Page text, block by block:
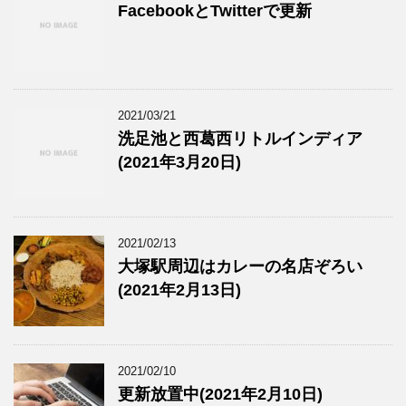
FacebookとTwitterで更新
2021/03/21
洗足池と西葛西リトルインディア
(2021年3月20日)
2021/02/13
大塚駅周辺はカレーの名店ぞろい
(2021年2月13日)
2021/02/10
更新放置中(2021年2月10日)